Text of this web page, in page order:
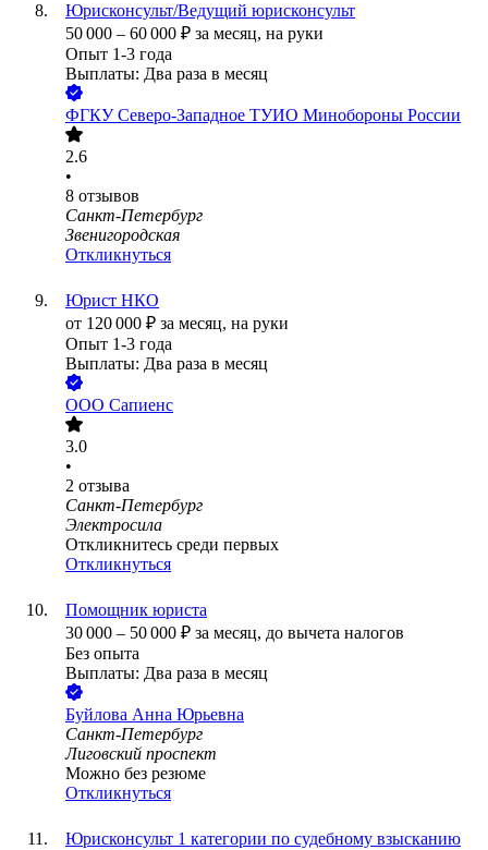
Юрисконсульт/Ведущий юрисконсульт
50 000 – 60 000 ₽ за месяц, на руки
Опыт 1-3 года
Выплаты: Два раза в месяц
ФГКУ Северо-Западное ТУИО Минобороны России
2.6
•
8 отзывов
Санкт-Петербург
Звенигородская
Откликнуться
Юрист НКО
от 120 000 ₽ за месяц, на руки
Опыт 1-3 года
Выплаты: Два раза в месяц
ООО Сапиенс
3.0
•
2 отзыва
Санкт-Петербург
Электросила
Откликнитесь среди первых
Откликнуться
Помощник юриста
30 000 – 50 000 ₽ за месяц, до вычета налогов
Без опыта
Выплаты: Два раза в месяц
Буйлова Анна Юрьевна
Санкт-Петербург
Лиговский проспект
Можно без резюме
Откликнуться
Юрисконсульт 1 категории по судебному взысканию